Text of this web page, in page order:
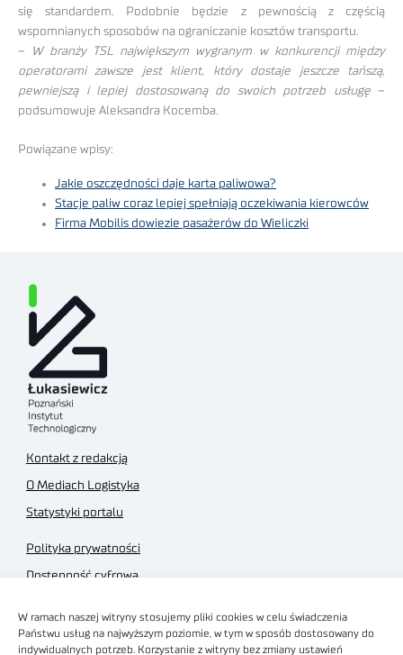
W ramach naszej witryny stosujemy pliki cookies w celu świadczenia
Państwu usług na najwyższym poziomie, w tym w sposób dostosowany do
indywidualnych potrzeb. Korzystanie z witryny bez zmiany ustawień
się standardem. Podobnie będzie z pewnością z częścią
wspomnianych sposobów na ograniczanie kosztów transportu.
–
W branży TSL największym wygranym w konkurencji między
operatorami zawsze jest klient, który dostaje jeszcze tańszą,
pewniejszą i lepiej dostosowaną do swoich potrzeb usługę–
podsumowuje Aleksandra Kocemba.
Powiązane wpisy:
Jakie oszczędności daje karta paliwowa?
Stacje paliw coraz lepiej spełniają oczekiwania kierowców
Firma Mobilis dowiezie pasażerów do Wieliczki
Kontakt z redakcją
O Mediach Logistyka
Statystyki portalu
Polityka prywatności
Dostępność cyfrowa
Regulamin sklepu